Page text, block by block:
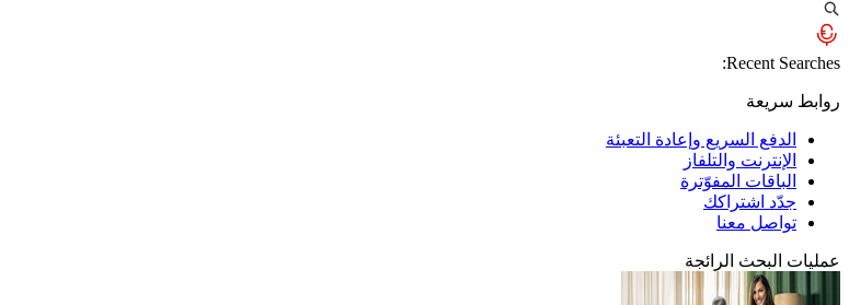
Recent Searches:
روابط سريعة
الدفع السريع وإعادة التعبئة
الإنترنت والتلفاز
الباقات المفوّترة
جدّد اشتراكك
تواصل معنا
عمليات البحث الرائجة